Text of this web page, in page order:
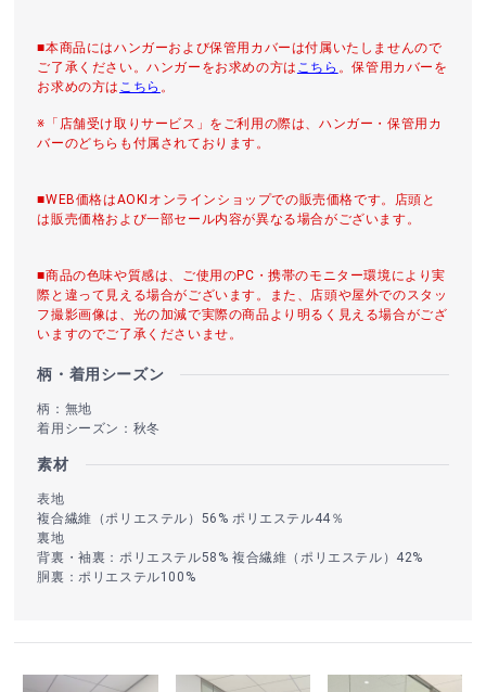
■本商品にはハンガーおよび保管用カバーは付属いたしませんので
ご了承ください。ハンガーをお求めの方は こちら 。保管用カバーを
お求めの方は こちら 。
※「店舗受け取りサービス」をご利用の際は、ハンガー・保管用カ
バーのどちらも付属されております。
■WEB価格はAOKIオンラインショップでの販売価格です。店頭と
は販売価格および一部セール内容が異なる場合がございます。
■商品の色味や質感は、ご使用のPC・携帯のモニター環境により実
際と違って見える場合がございます。また、店頭や屋外でのスタッ
フ撮影画像は、光の加減で実際の商品より明るく見える場合がござ
いますのでご了承くださいませ。
柄・着用シーズン
柄：無地
着用シーズン：秋冬
素材
表地
複合繊維（ポリエステル）56% ポリエステル44％
裏地
背裏・袖裏：ポリエステル58% 複合繊維（ポリエステル）42%
胴裏：ポリエステル100%